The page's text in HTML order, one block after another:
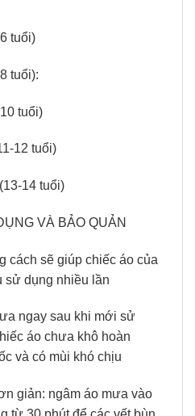
tuổi)
tuổi):
tuổi)
12 tuổi)
14 tuổi)
VÀ BẢO QUẢN
cách sẽ giúp chiếc áo của
sử dụng nhiều lần
ngay sau khi mới sử
áo chưa khô hoàn
và có mùi khó chịu
giản: ngâm áo mưa vào